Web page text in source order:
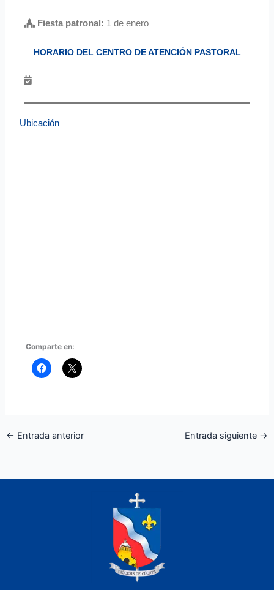
Fiesta patronal: 1 de enero
HORARIO DEL CENTRO DE ATENCIÓN PASTORAL
Ubicación
Comparte en:
← Entrada anterior Entrada siguiente →